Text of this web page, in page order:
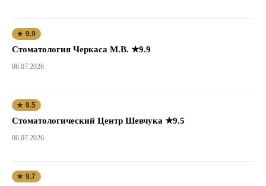
★ 9.9
Стоматология Черкаса М.В. ★9.9
06.07.2026
★ 9.5
Стоматологический Центр Шевчука ★9.5
06.07.2026
★ 9.7